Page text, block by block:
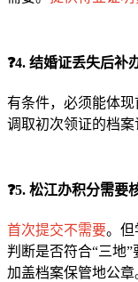
❓4. 结婚证丢失后补
有条件，必须能体
调取初次领证的档案
❓5. 松江办积分需要
首次提交不需要。但
判断是否符合“三地
加盖档案保管地公章